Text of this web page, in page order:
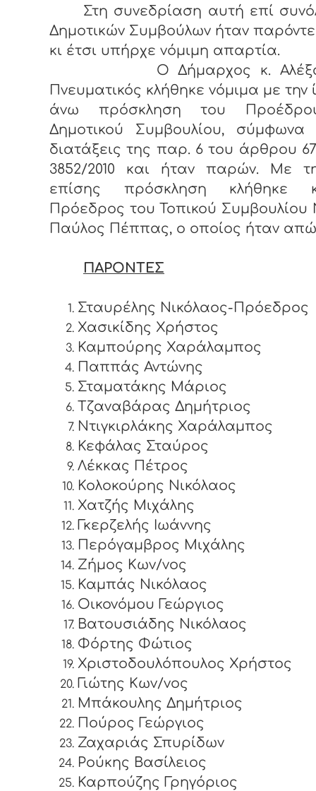
Στη συνεδρίαση αυτή επί
Δημοτικών Συμβούλων ήταν
κι έτσι υπήρχε νόμιμη απαρτία.
Ο Δήμαρχος κ.
Πνευματικός κλήθηκε νόμιμα με την
άνω πρόσκληση του
Δημοτικού Συμβουλίου, σύμφωνα
διατάξεις της παρ. 6 του άρθρου
3852/2010 και ήταν παρών. Με
επίσης πρόσκληση κλήθηκε
Πρόεδρος του Τοπικού Συμβουλίου
Παύλος Πέππας, ο οποίος ήταν
ΠΑΡΟΝΤΕΣ
Σταυρέλης Νικόλαος-Πρόεδρος
Χασικίδης Χρήστος
Καμπούρης Χαράλαμπος
Παππάς Αντώνης
Σταματάκης Μάριος
Τζαναβάρας Δημήτριος
Ντιγκιρλάκης Χαράλαμπος
Κεφάλας Σταύρος
Λέκκας Πέτρος
Κολοκούρης Νικόλαος
Χατζής Μιχάλης
Γκερζελής Ιωάννης
Περόγαμβρος Μιχάλης
Ζήμος Κων/νος
Καμπάς Νικόλαος
Οικονόμου Γεώργιος
Βατουσιάδης Νικόλαος
Φόρτης Φώτιος
Χριστοδουλόπουλος Χρήστος
Γιώτης Κων/νος
Μπάκουλης Δημήτριος
Πούρος Γεώργιος
Ζαχαριάς Σπυρίδων
Ρούκης Βασίλειος
Καρπούζης Γρηγόριος